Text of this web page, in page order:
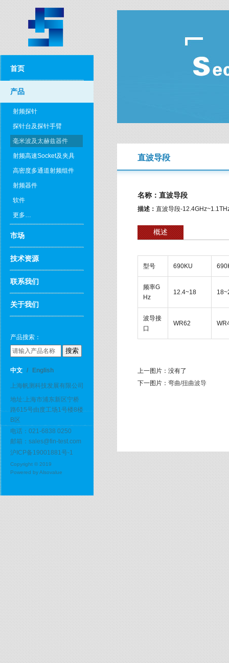
首页
产品
射频探针
探针台及探针手臂
毫米波及太赫兹器件
射频高速Socket及夹具
高密度多通道射频组件
射频器件
软件
更多…
市场
技术资源
联系我们
关于我们
产品搜索：
中文 / English
上海帆测科技发展有限公司
地址:上海市浦东新区宁桥
路615号由度工场1号楼8楼
B区
电话：021-6838 0250
邮箱：sales@fin-test.com
沪ICP备19001881号-1
Copyright © 2019
Powered byAlsovalue
直波导段
名称：直波导段
描述： 直波导段-
概述
型号 690KU
频率G
Hz
12.4~18
波导接
口
WR62
上一图片： 没有了
下一图片： 弯曲/扭曲波导